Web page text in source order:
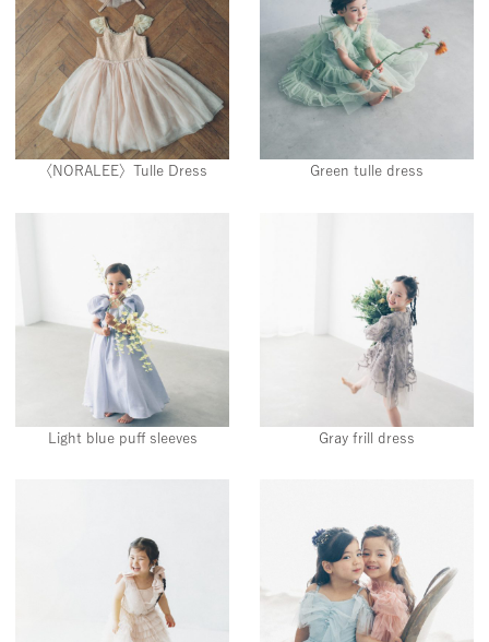
〈NORALEE〉Tulle Dress Green tulle dress
Light blue puff sleeves Gray frill dress